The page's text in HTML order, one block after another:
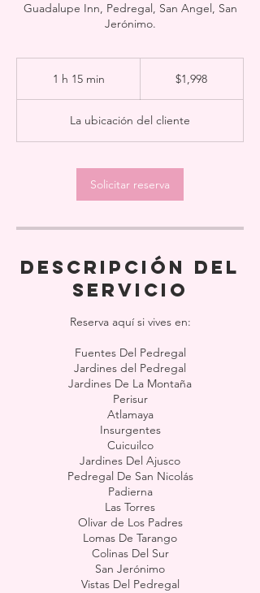
Guadalupe Inn, Pedregal, San Angel, San
Jerónimo.
1 h 15 min
5
i
n
mexicanos$1,998
La ubicación del cliente
Solicitar reserva
Descripción del
servicio
Reserva aquí si vives en:
Fuentes Del Pedregal
Jardines del Pedregal
Jardines De La Montaña
Perisur
Atlamaya
Insurgentes
Cuicuilco
Jardines Del Ajusco
Pedregal De San Nicolás
Padierna
Las Torres
Olivar de Los Padres
Lomas De Tarango
Colinas Del Sur
San Jerónimo
Vistas Del Pedregal